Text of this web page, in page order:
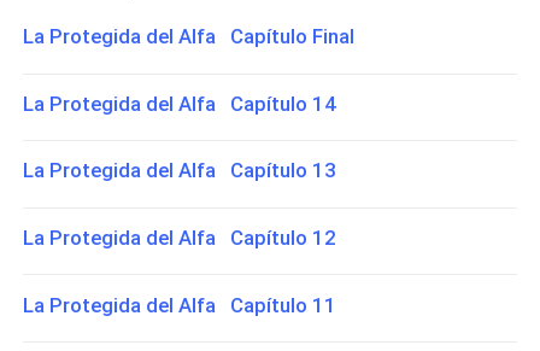
La Protegida del Alfa Capítulo Final
La Protegida del Alfa Capítulo 14
La Protegida del Alfa Capítulo 13
La Protegida del Alfa Capítulo 12
La Protegida del Alfa Capítulo 11